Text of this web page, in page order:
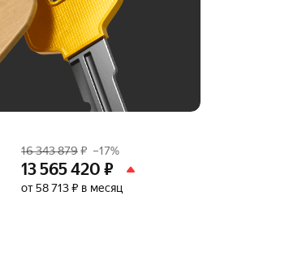
16 343 879₽ –17%
13 565 420 ₽
от 58 713 ₽ в месяц